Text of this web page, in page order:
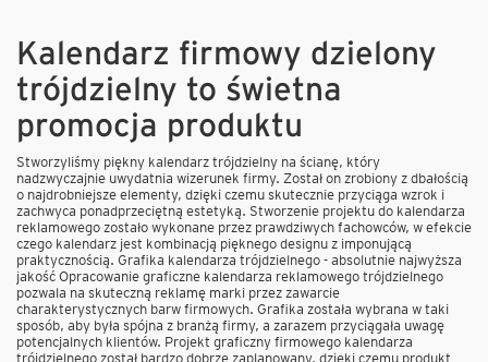
Kalendarz firmowy dzielony
trójdzielny to świetna
promocja produktu
Stworzyliśmy piękny kalendarz trójdzielny na ścianę, który
nadzwyczajnie uwydatnia wizerunek firmy. Został on zrobiony z dbałością
o najdrobniejsze elementy, dzięki czemu skutecznie przyciąga wzrok i
zachwyca ponadprzeciętną estetyką. Stworzenie projektu do kalendarza
reklamowego zostało wykonane przez prawdziwych fachowców, w efekcie
czego kalendarz jest kombinacją pięknego designu z imponującą
praktycznością. Grafika kalendarza trójdzielnego - absolutnie najwyższa
jakość Opracowanie graficzne kalendarza reklamowego trójdzielnego
pozwala na skuteczną reklamę marki przez zawarcie
charakterystycznych barw firmowych. Grafika została wybrana w taki
sposób, aby była spójna z branżą firmy, a zarazem przyciągała uwagę
potencjalnych klientów. Projekt graficzny firmowego kalendarza
trójdzielnego został bardzo dobrze zaplanowany, dzięki czemu produkt